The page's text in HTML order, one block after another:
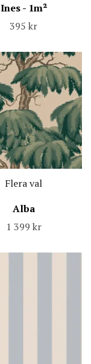
Ines - 1m²
395 kr
Flera val
Alba
1 399 kr